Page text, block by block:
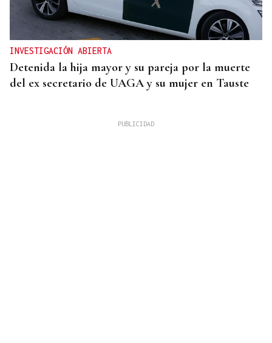
INVESTIGACIÓN ABIERTA
Detenida la hija mayor y su pareja por la muerte
del ex secretario de UAGA y su mujer en Tauste